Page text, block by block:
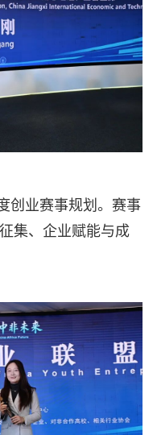
创业赛事规划。赛事
集、企业赋能与成